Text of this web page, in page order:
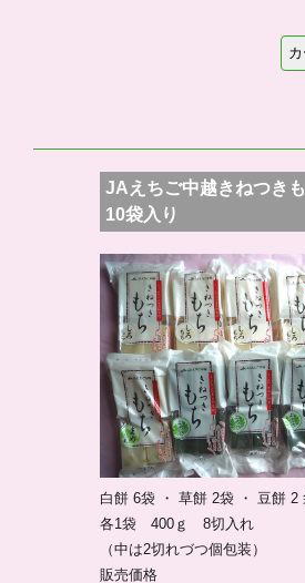
JAえちご中越きねつき
10袋入り
白餅 6袋 ・ 草餅 2袋 ・ 豆餅 2
各1袋 400ｇ 8切入れ
（中は2切れづつ個包装）
販売価格